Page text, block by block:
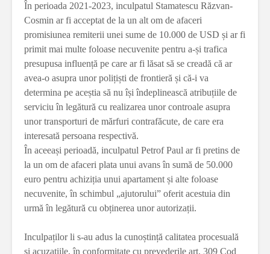
În perioada 2021-2023, inculpatul Stamatescu Răzvan-
Cosmin ar fi acceptat de la un alt om de afaceri
promisiunea remiterii unei sume de 10.000 de USD și ar fi
primit mai multe foloase necuvenite pentru a-și trafica
presupusa influență pe care ar fi lăsat să se creadă că ar
avea-o asupra unor polițiști de frontieră și că-i va
determina pe aceștia să nu își îndeplinească atribuțiile de
serviciu în legătură cu realizarea unor controale asupra
unor transporturi de mărfuri contrafăcute, de care era
interesată persoana respectivă.
În aceeași perioadă, inculpatul Petrof Paul ar fi pretins de
la un om de afaceri plata unui avans în sumă de 50.000
euro pentru achiziția unui apartament și alte foloase
necuvenite, în schimbul „ajutorului” oferit acestuia din
urmă în legătură cu obținerea unor autorizații.
Inculpaților li s-au adus la cunoștință calitatea procesuală
și acuzațiile, în conformitate cu prevederile art. 309 Cod